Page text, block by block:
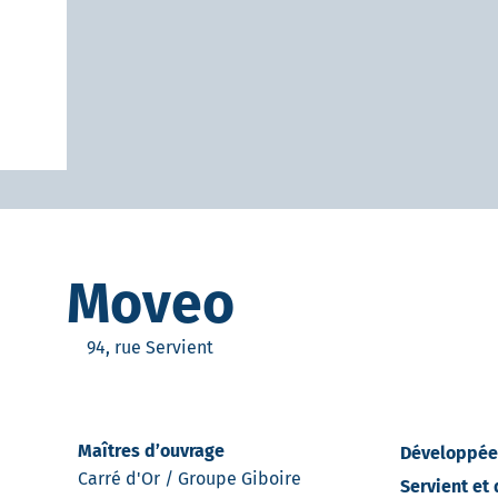
Moveo
94, rue Servient
Maîtres d’ouvrage
Carré d'Or / Groupe Giboire
Servient et